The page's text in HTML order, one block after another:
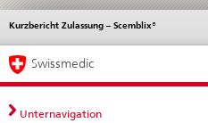
Direktnavigation
News,
Rechtsgrundlagen,
Kontakt
News & Updates
Kurzbericht Zulassung – Scemblix®
Sprachwahl
Service
Hauptnavigation
Swissmedic
Unternavigation